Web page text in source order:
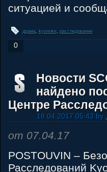
ситуацией и
драма, kyonoke, расследование
0
Новости
найдено
Центре
18.04.2017 05:43 by
от 07.04.17
POSTOUVIN –
Расследований